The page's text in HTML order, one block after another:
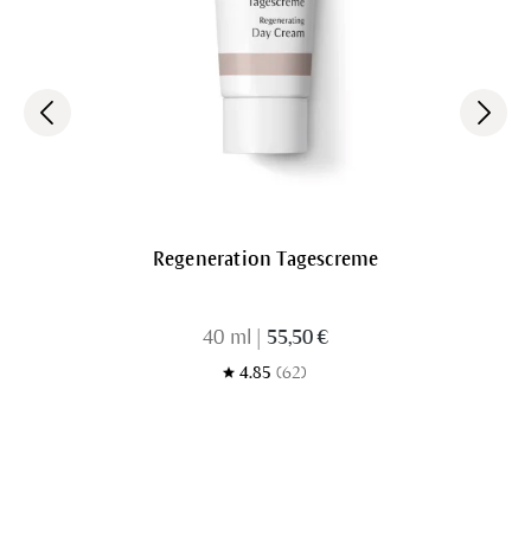
Regeneration Tagescreme
40 ml 55,50 €
4.85 (62)